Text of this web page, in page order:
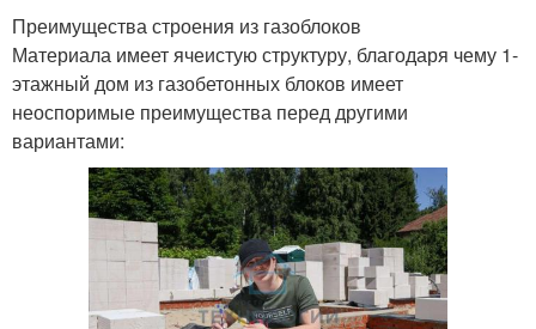
Преимущества строения из газоблоков
Материала имеет ячеистую структуру, благодаря чему 1-
этажный дом из газобетонных блоков имеет
неоспоримые преимущества перед другими
вариантами: